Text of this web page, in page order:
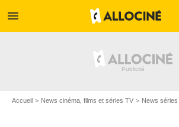
menu
Accueil News cinéma, films et séries TV News séries